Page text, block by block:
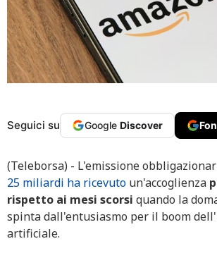
Seguici su Google Discover
(Teleborsa) - L'emissione
25 miliardi ha ricevuto un'accoglienza
rispetto ai mesi scorsi quando la
spinta dall'entusiasmo per il boom
artificiale.